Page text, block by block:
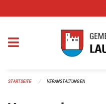
STARTSEITE VERANSTALTUNGEN